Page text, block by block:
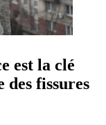
est la clé
fissures